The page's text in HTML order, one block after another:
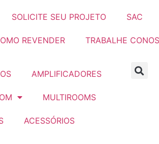
SOLICITE SEU PROJETO SAC
REVENDER TRABALHE
AMPLIFICADORES
MULTIROOMS
ACESSÓRIOS